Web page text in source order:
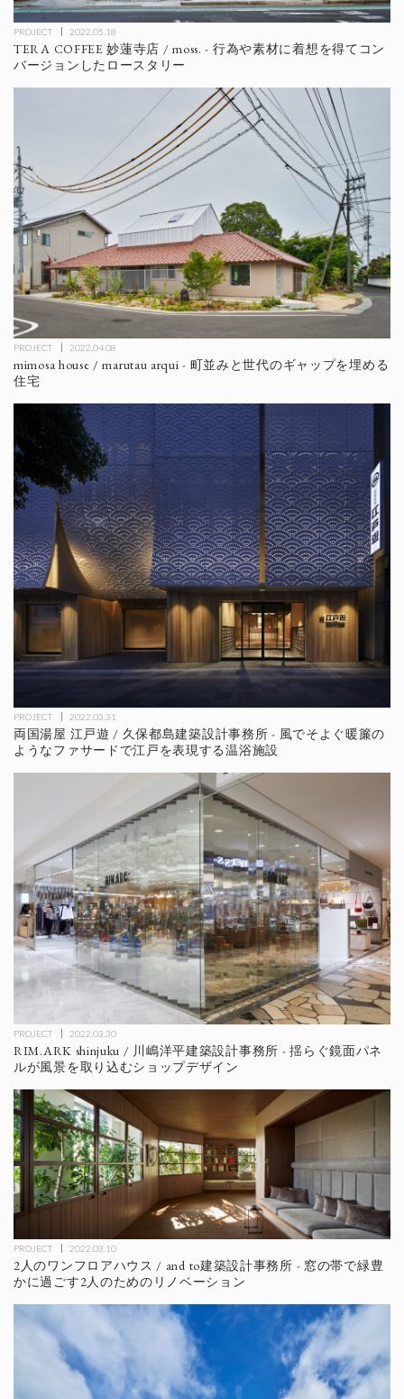
PROJECT 2022.05.18
TERA COFFEE 妙蓮寺店 / moss. - 行為や素材に着想を得てコン
バージョンしたロースタリー
PROJECT 2022.04.08
mimosa house / marutau arqui - 町並みと世代のギャップを埋める
住宅
PROJECT 2022.03.31
両国湯屋 江戸遊 / 久保都島建築設計事務所 - 風でそよぐ暖簾の
ようなファサードで江戸を表現する温浴施設
PROJECT 2022.03.30
RIM.ARK shinjuku / 川嶋洋平建築設計事務所 - 揺らぐ鏡面パネ
ルが風景を取り込むショップデザイン
PROJECT 2022.03.10
2人のワンフロアハウス / and to建築設計事務所 - 窓の帯で緑豊
かに過ごす2人のためのリノベーション